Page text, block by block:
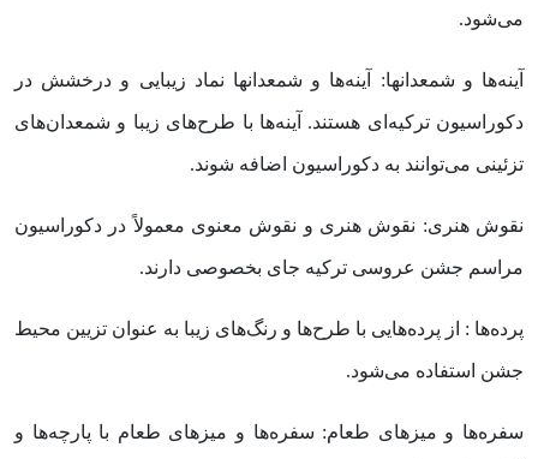
می‌شود.
آینه‌ها و شمعدانها: آینه‌ها و شمعدانها نماد زیبایی و درخشش در
دکوراسیون ترکیه‌ای هستند. آینه‌ها با طرح‌های زیبا و شمعدان‌های
تزئینی می‌توانند به دکوراسیون اضافه شوند.
نقوش هنری: نقوش هنری و نقوش معنوی معمولاً در دکوراسیون
مراسم جشن عروسی ترکیه جای بخصوصی دارند.
پرده‌ها : از پرده‌هایی با طرح‌ها و رنگ‌های زیبا به عنوان تزیین محیط
جشن استفاده می‌شود.
سفره‌ها و میزهای طعام: سفره‌ها و میزهای طعام با پارچه‌ها و